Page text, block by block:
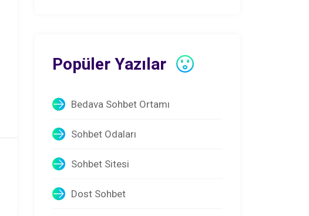
Popüler Yazılar
Bedava Sohbet Ortamı
Sohbet Odaları
Sohbet Sitesi
Dost Sohbet